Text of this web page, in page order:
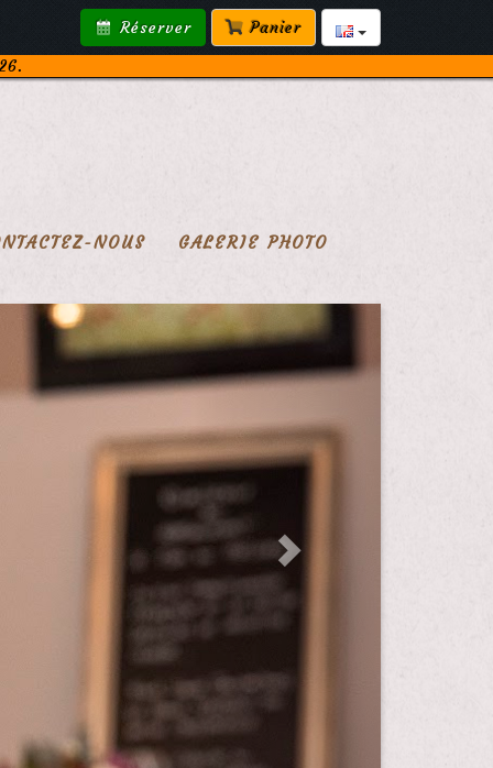
Panier
Réserver
NOUS GALERIE PHOTO